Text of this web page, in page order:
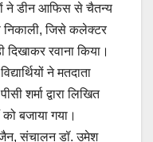
ने डीन आफिस से चैतन्य
निकाली, जिसे कलेक्टर
दिखाकर रवाना किया।
ने मतदाता
शर्मा द्वारा लिखित
बजाया गया।
संचालन डॉ. उमेश